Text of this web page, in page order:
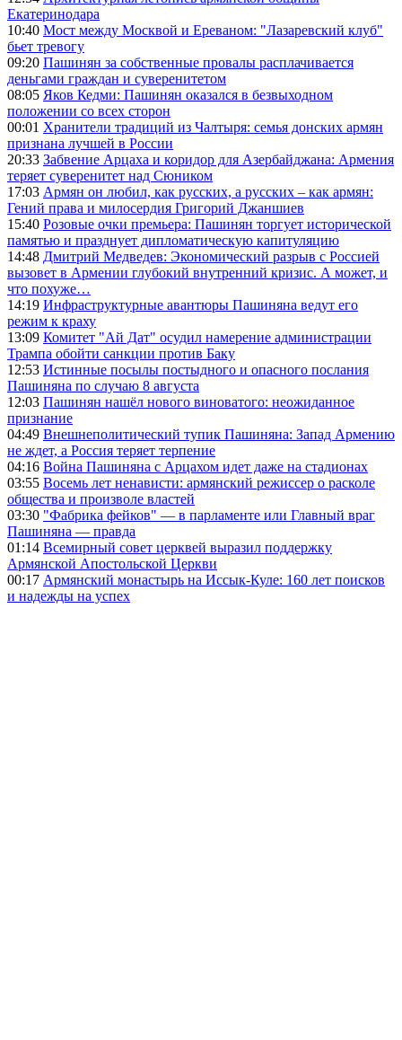
Екатеринодара
10:40 Мост между Москвой и Ереваном: "Лазаревский клуб"
бьет тревогу
09:20 Пашинян за собственные провалы расплачивается
деньгами граждан и суверенитетом
08:05 Яков Кедми: Пашинян оказался в безвыходном
положении со всех сторон
00:01 Хранители традиций из Чалтыря: семья донских армян
признана лучшей в России
20:33 Забвение Арцаха и коридор для Азербайджана: Армения
теряет суверенитет над Сюником
17:03 Армян он любил, как русских, а русских – как армян:
Гений права и милосердия Григорий Джаншиев
15:40 Розовые очки премьера: Пашинян торгует исторической
памятью и празднует дипломатическую капитуляцию
14:48 Дмитрий Медведев: Экономический разрыв с Россией
вызовет в Армении глубокий внутренний кризис. А может, и
что похуже…
14:19 Инфраструктурные авантюры Пашиняна ведут его
режим к краху
13:09 Комитет "Ай Дат" осудил намерение администрации
Трампа обойти санкции против Баку
12:53 Истинные посылы постыдного и опасного послания
Пашиняна по случаю 8 августа
12:03 Пашинян нашёл нового виноватого: неожиданное
признание
04:49 Внешнеполитический тупик Пашиняна: Запад Армению
не ждет, а Россия теряет терпение
04:16 Война Пашиняна с Арцахом идет даже на стадионах
03:55 Восемь лет ненависти: армянский режиссер о расколе
общества и произволе властей
03:30 "Фабрика фейков" — в парламенте или Главный враг
Пашиняна — правда
01:14 Всемирный совет церквей выразил поддержку
Армянской Апостольской Церкви
00:17 Армянский монастырь на Иссык-Куле: 160 лет поисков
и надежды на успех